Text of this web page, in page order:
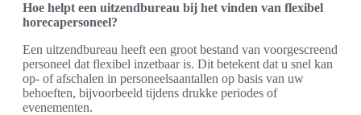
Hoe helpt een uitzendbureau bij het vinden van flexibel
horecapersoneel?
Een uitzendbureau heeft een groot bestand van voorgescreend
personeel dat flexibel inzetbaar is. Dit betekent dat u snel kan
op- of afschalen in personeelsaantallen op basis van uw
behoeften, bijvoorbeeld tijdens drukke periodes of
evenementen.